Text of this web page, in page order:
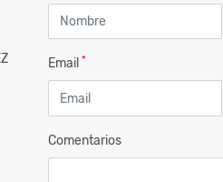
Email *
Comentarios